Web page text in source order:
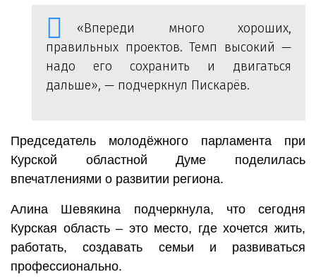
«Впереди много хороших,
правильных проектов. Темп высокий —
надо его сохранить и двигаться
дальше», — подчеркнул Пискарёв.
Председатель молодёжного парламента при
Курской областной Думе поделилась
впечатлениями о развитии региона.
Алина Шевякина подчеркнула, что сегодня
Курская область – это место, где хочется жить,
работать, создавать семьи и развиваться
профессионально.